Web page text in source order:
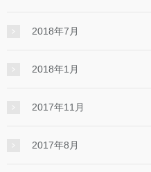
2018年7月
2018年1月
2017年11月
2017年8月